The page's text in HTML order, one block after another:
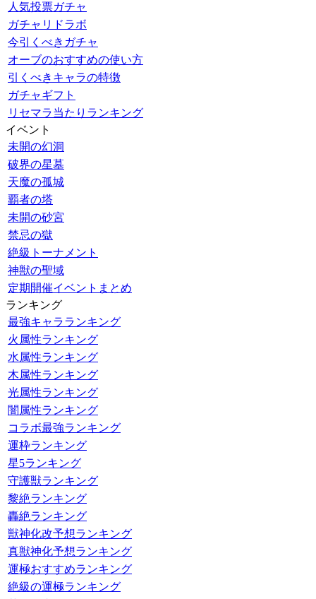
人気投票ガチャ
ガチャリドラボ
今引くべきガチャ
オーブのおすすめの使い方
引くべきキャラの特徴
ガチャギフト
リセマラ当たりランキング
イベント
未開の幻洞
破界の星墓
天魔の孤城
覇者の塔
未開の砂宮
禁忌の獄
絶級トーナメント
神獣の聖域
定期開催イベントまとめ
ランキング
最強キャラランキング
火属性ランキング
水属性ランキング
木属性ランキング
光属性ランキング
闇属性ランキング
コラボ最強ランキング
運枠ランキング
星5ランキング
守護獣ランキング
黎絶ランキング
轟絶ランキング
獣神化改予想ランキング
真獣神化予想ランキング
運極おすすめランキング
絶級の運極ランキング